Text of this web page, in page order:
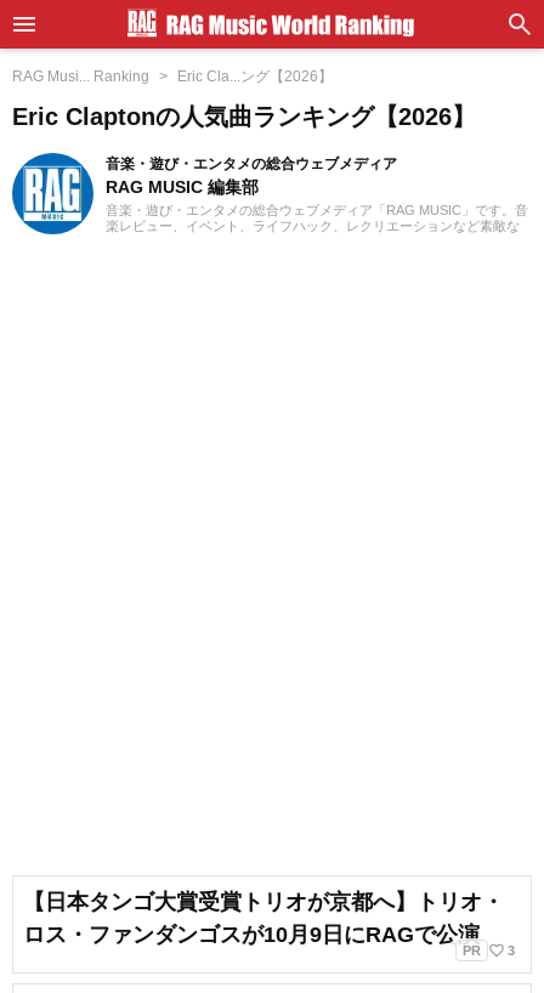
RAG Musi... Ranking Eric Cla...ング【2026】
Eric Claptonの人気曲ランキング【2026】
音楽・遊び・エンタメの総合ウェブメディア
RAG MUSIC 編集部
音楽・遊び・エンタメの総合ウェブメディア「RAG MUSIC」です。音
楽レビュー、イベント、ライフハック、レクリエーションなど素敵な
【日本タンゴ大賞受賞トリオが京都へ】トリオ・
ロス・ファンダンゴスが10月9日にRAGで公演
PR favorite_border 3